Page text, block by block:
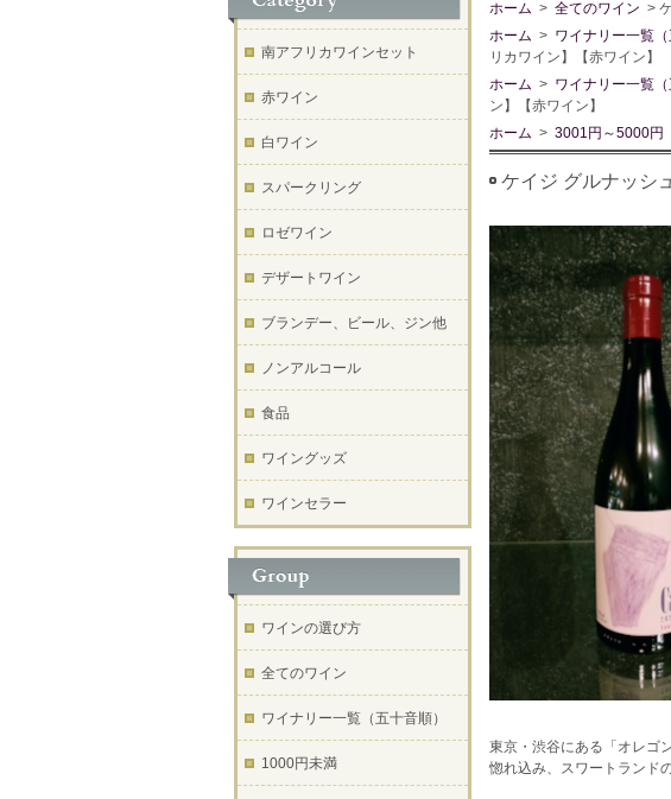
ホーム > 全てのワイン >
ホーム > ワイナリー一覧（
リカワイン】【赤ワイン】
ホーム > ワイナリー一覧（
ン】【赤ワイン】
ホーム > 3001円～5000円
ケイジ グルナッシ
東京・渋谷にある「オレゴ
惚れ込み、スワートランド
南アフリカワインセット
赤ワイン
白ワイン
スパークリング
ロゼワイン
デザートワイン
ブランデー、ビール、ジン他
ノンアルコール
食品
ワイングッズ
ワインセラー
ワインの選び方
全てのワイン
ワイナリー一覧（五十音順）
1000円未満